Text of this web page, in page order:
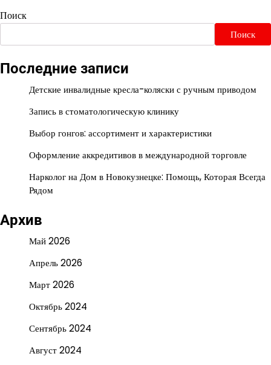
Поиск
Поиск
Последние записи
Детские инвалидные кресла-коляски с ручным приводом
Запись в стоматологическую клинику
Выбор гонгов: ассортимент и характеристики
Оформление аккредитивов в международной торговле
Нарколог на Дом в Новокузнецке: Помощь, Которая Всегда
Рядом
Архив
Май 2026
Апрель 2026
Март 2026
Октябрь 2024
Сентябрь 2024
Август 2024